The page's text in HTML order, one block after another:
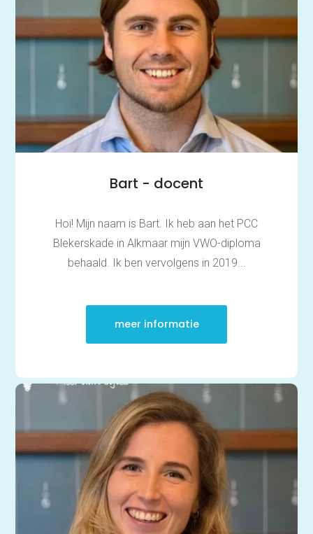
Bart - docent
Hoi! Mijn naam is Bart. Ik heb aan het PCC
Blekerskade in Alkmaar mijn VWO-diploma
behaald. Ik ben vervolgens in 2019...
meer informatie